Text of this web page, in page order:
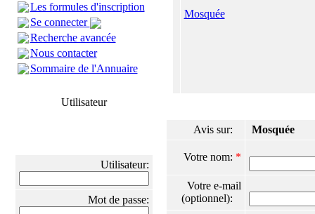
Les formules d'inscription
Se connecter
Recherche avancée
Nous contacter
Sommaire de l'Annuaire
Utilisateur
Utilisateur:
Mot de passe:
Mosquée
Avis sur: Mosquée
Votre nom: *
Votre e-mail
(optionnel):